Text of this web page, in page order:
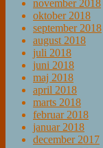
november 2018
oktober 2018
september 2018
august 2018
juli 2018
juni 2018
maj 2018
april 2018
marts 2018
februar 2018
januar 2018
december 2017